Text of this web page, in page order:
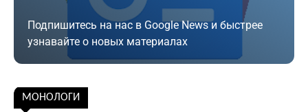
Подпишитесь на нас в Google News и быстрее
узнавайте о новых материалах
Подписаться
МОНОЛОГИ